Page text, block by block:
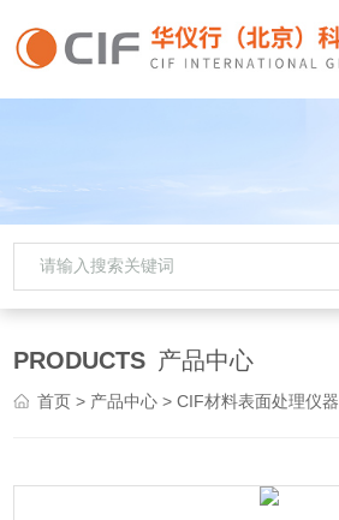
PRODUCTS 产品中心
首页 > 产品中心 >CIF材料表面处理仪器